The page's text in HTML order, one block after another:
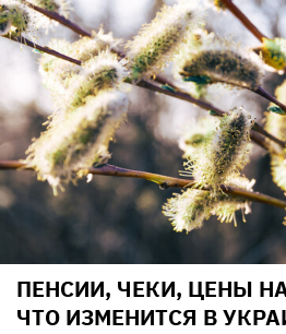
ПЕНСИИ, ЧЕКИ, ЦЕНЫ
ЧТО ИЗМЕНИТСЯ В